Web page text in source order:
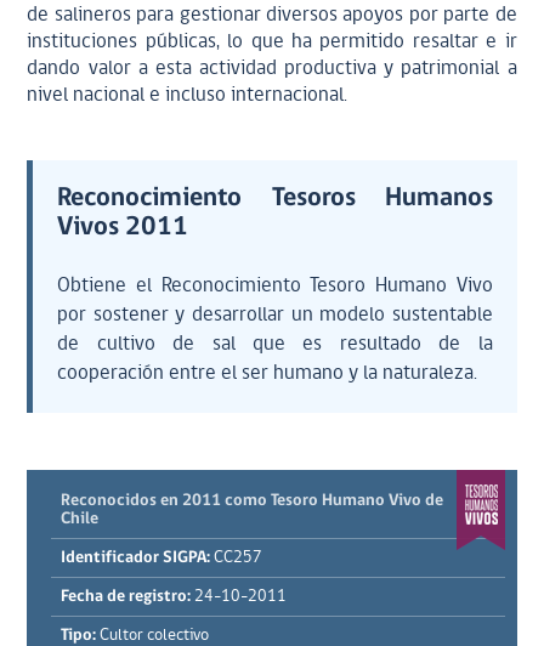
de salineros para gestionar diversos apoyos por parte de
instituciones públicas, lo que ha permitido resaltar e ir
dando valor a esta actividad productiva y patrimonial a
nivel nacional e incluso internacional.
Reconocimiento Tesoros Humanos
Vivos 2011
Obtiene el Reconocimiento Tesoro Humano Vivo
por sostener y desarrollar un modelo sustentable
de cultivo de sal que es resultado de la
cooperación entre el ser humano y la naturaleza.
Reconocidos en 2011 como Tesoro Humano Vivo de
Chile
Identificador SIGPA: CC257
Fecha de registro: 24-10-2011
Tipo: Cultor colectivo